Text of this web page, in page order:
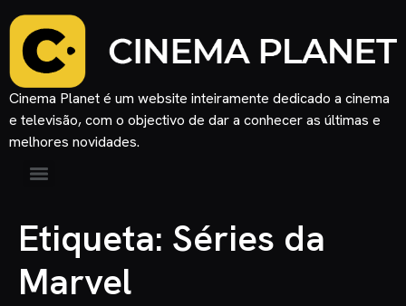
Cinema Planet é um website inteiramente dedicado a cinema
e televisão, com o objectivo de dar a conhecer as últimas e
melhores novidades.
Etiqueta: Séries da
Marvel